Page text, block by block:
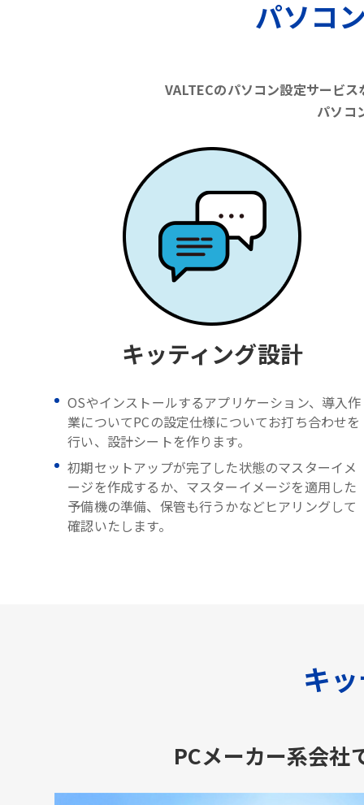
パソコ
VALTECのパソコン設定サービ
パソコ
キッティング設計
OSやインストールするアプリケーション、導入作
業についてPCの設定仕様についてお打ち合わせを
行い、設計シートを作ります。
初期セットアップが完了した状態のマスターイメ
ージを作成するか、マスターイメージを適用した
予備機の準備、保管も行うかなどヒアリングして
確認いたします。
キ
PCメーカー系会社